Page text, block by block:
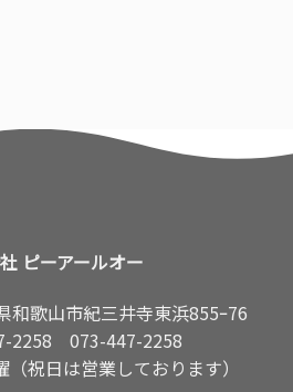
ピーアールオー
和歌山市紀三井寺東浜855ｰ76
2258
073-447-2258
祝日は営業しております）